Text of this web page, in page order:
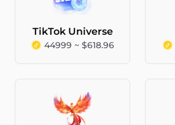
TikTok Universe
44999 ~ $618.96